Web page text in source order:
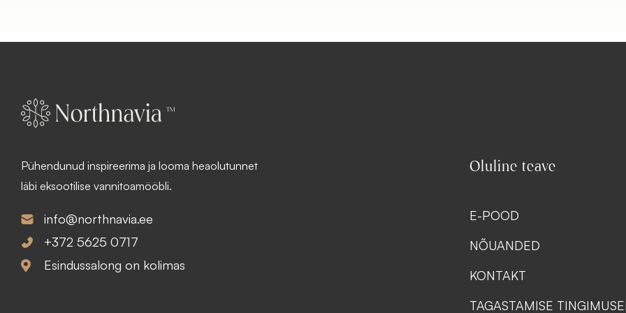
Pühendunud inspireerima ja looma heaolutunnet
läbi eksootilise vannitoamööbli.
info@northnavia.ee
+372 5625 0717
Esindussalong on kolimas
Oluline teave
E-POOD
NÕUANDED
KONTAKT
TAGASTAMISE